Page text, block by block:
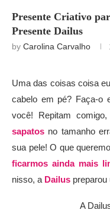
Presente Criativo
Presente Dailus
by Carolina Carvalho
Uma das coisas coisa
cabelo em pé? Faça-o
você! Repitam
sapatos no tamanho
sua pele! O que
ficarmos ainda mais
nisso, a Dailus
A